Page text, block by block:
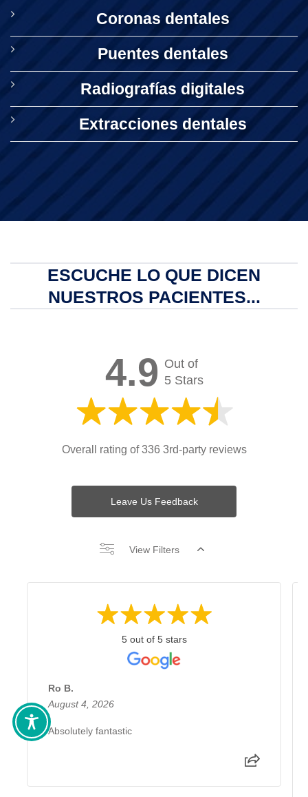
Coronas dentales
Puentes dentales
Radiografías digitales
Extracciones dentales
ESCUCHE LO QUE DICEN
NUESTROS PACIENTES...
4.9 Out of
5 Stars
Overall rating of 336 3rd-party reviews
Leave Us Feedback
View Filters
5 out of 5 stars
Ro B.
August 4, 2026
Absolutely fantastic